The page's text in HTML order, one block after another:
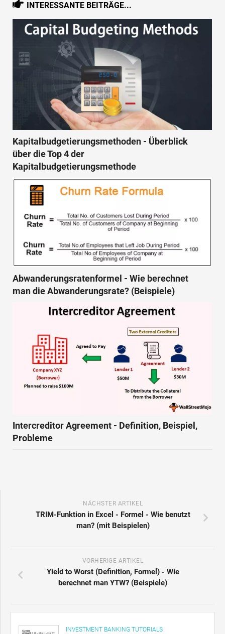
INTERESSANTE BEITRÄGE...
Kapitalbudgetierungsmethoden - Überblick
über die Top 4 der
Kapitalbudgetierungsmethode
Abwanderungsratenformel - Wie berechnet
man die Abwanderungsrate? (Beispiele)
Intercreditor Agreement - Definition, Beispiel,
Probleme
NÄCHSTER ARTIKEL
TRIM-Funktion in Excel - Formel - Wie benutzt
man? (mit Beispielen)
VORHERIGE ARTIKEL
Yield to Worst (Definition, Formel) - Wie
berechnet man YTW? (Beispiele)
INVESTMENT BANKING TUTORIALS